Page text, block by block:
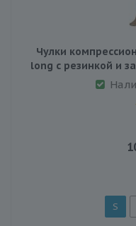
Чулки
long с резинкой и
S